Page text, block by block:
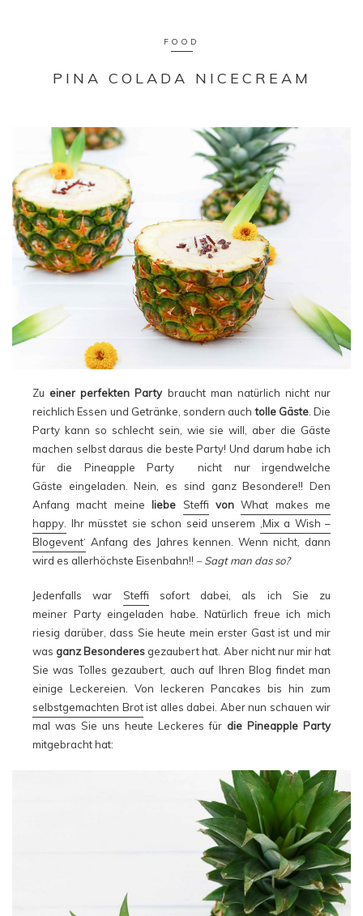
FOOD
PINA COLADA NICECREAM
Zu einer perfekten Partybraucht man natürlich nicht nur
reichlich Essen und Getränke, sondern auchtolle Gäste. Die
Party kann so schlecht sein, wie sie will, aber die Gäste
machen selbst daraus die beste Party! Und darum habe ich
für die Pineapple Party nicht nur irgendwelche
Gäste eingeladen. Nein, es sind ganz Besondere!! Den
Anfang macht meine liebe Steffi vonWhat makes me
happy. Ihr müsstet sie schon seid unserem
‚Mix a Wish –
Blogevent‘ Anfang des Jahres kennen. Wenn nicht, dann
wird es allerhöchste Eisenbahn!! – Sagt man das so?
Jedenfalls war Steffi sofort dabei, als ich Sie zu
meiner Party eingeladen habe. Natürlich freue ich mich
riesig darüber, dass Sie heute mein erster Gast ist und mir
was ganz Besonderes gezaubert hat. Aber nicht nur mir hat
Sie was Tolles gezaubert, auch auf Ihren Blog findet man
einige Leckereien. Von leckeren Pancakes bis hin zum
selbstgemachten Brotist alles dabei. Aber nun schauen wir
mal was Sie uns heute Leckeres für die Pineapple Party
mitgebracht hat: